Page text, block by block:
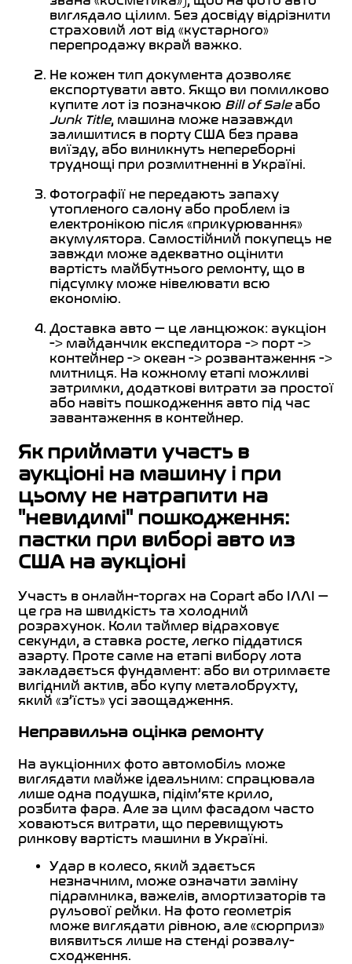
виглядало цілим. Без досвіду відрізнити
страховий лот від «кустарного»
перепродажу вкрай важко.
Не кожен тип документа дозволяє
експортувати авто. Якщо ви помилково
купите лот із позначкою Bill of Saleабо
Junk Title, машина може назавжди
залишитися в порту США без права
виїзду, або виникнуть непереборні
труднощі при розмитненні в Україні.
Фотографії не передають запаху
утопленого салону або проблем із
електронікою після «прикурювання»
акумулятора. Самостійний покупець не
завжди може адекватно оцінити
вартість майбутнього ремонту, що в
підсумку може нівелювати всю
економію.
Доставка авто — це ланцюжок: аукціон
-> майданчик експедитора -> порт ->
контейнер -> океан -> розвантаження ->
митниця. На кожному етапі можливі
затримки, додаткові витрати за простої
або навіть пошкодження авто під час
завантаження в контейнер.
Як приймати участь в
аукціоні на машину і при
цьому не натрапити на
"невидимі" пошкодження:
пастки при виборі авто из
США на аукціоні
Участь в онлайн-торгах на Copart або IAAI —
це гра на швидкість та холодний
розрахунок. Коли таймер відраховує
секунди, а ставка росте, легко піддатися
азарту. Проте саме на етапі вибору лота
закладається фундамент: або ви отримаєте
вигідний актив, або купу металобрухту,
який «з’їсть» усі заощадження.
Неправильна оцінка ремонту
На аукціонних фото автомобіль може
виглядати майже ідеальним: спрацювала
лише одна подушка, підім’яте крило,
розбита фара. Але за цим фасадом часто
ховаються витрати, що перевищують
ринкову вартість машини в Україні.
Удар в колесо, який здається
незначним, може означати заміну
підрамника, важелів, амортизаторів та
рульової рейки. На фото геометрія
може виглядати рівною, але «сюрприз»
виявиться лише на стенді розвалу-
сходження.